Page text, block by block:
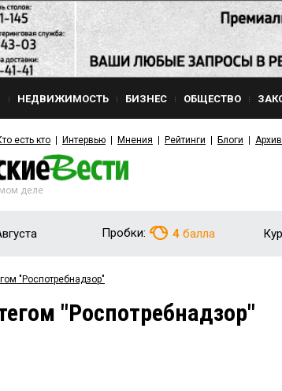
НЕДВИЖИМОСТЬ БИЗНЕС ОБЩЕСТВО
есть кто Интервью Мнения Рейтинги Блоги Архив
деле
Пробки: 4 балла
"Роспотребнадзор"
"Роспотребнадзор"